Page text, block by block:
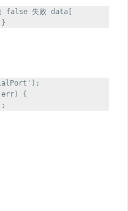
失败 data[
}
err) {